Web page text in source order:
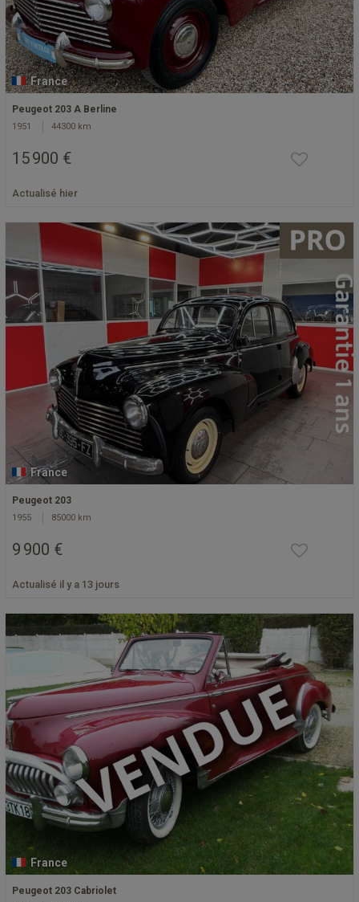
France
Peugeot 203 A Berline
1951 44300 km
15 900 €
Actualisé hier
France
Peugeot 203
1955 85000 km
9 900 €
Actualisé il y a 13 jours
France
Peugeot 203 Cabriolet